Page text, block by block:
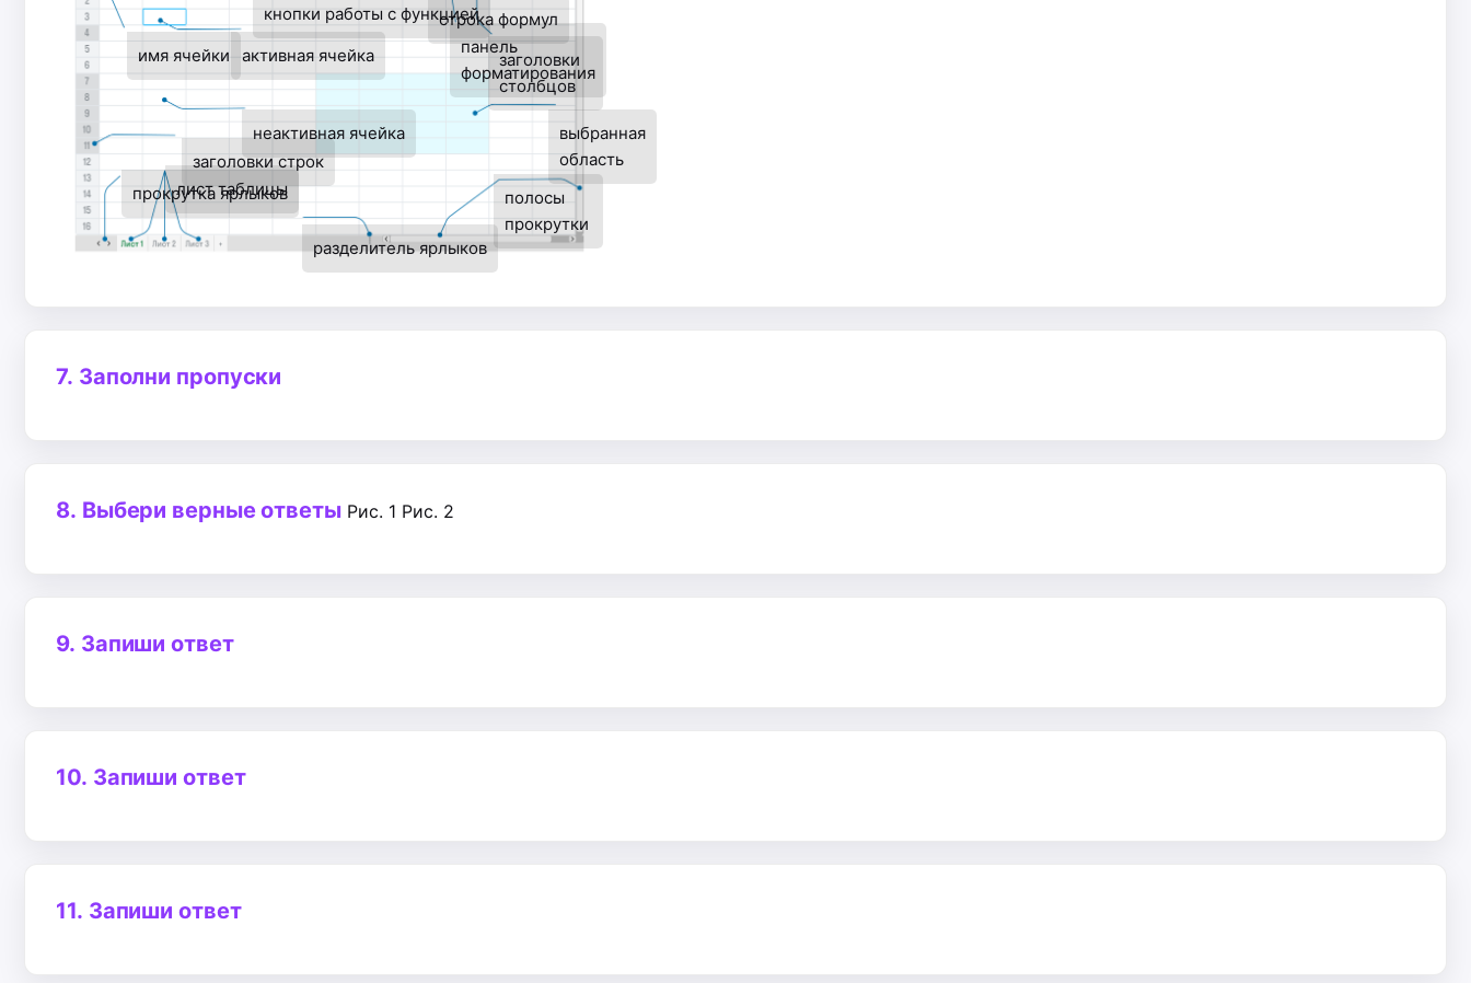
панель
форматирования
строка формул
заголовки
столбцов
кнопки работы с функцией
имя ячейки
неактивная ячейка
заголовки строк
активная ячейка
лист таблицы
прокрутка ярлыков
выбранная
область
разделитель ярлыков
полосы
прокрутки
7. Заполни пропуски
8. Выбери верные ответы Рис. 1 Рис. 2
9. Запиши ответ
10. Запиши ответ
11. Запиши ответ